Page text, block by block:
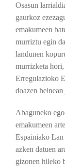
Osasun
gaurkoz
emakumeen
murriztu egin
landunen
murrizketa
Erregulazioko
doazen
Abaguneko
emakumeen
Espainiako
azken datuen
gizonen hileko